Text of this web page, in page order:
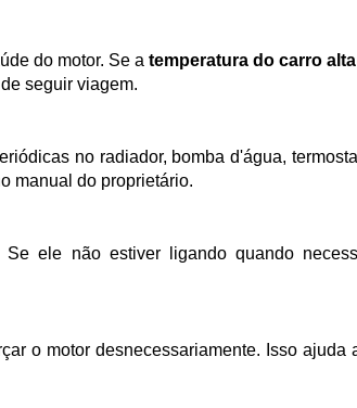
do motor. Se a temperatura do carro alta
seguir viagem.
manual do proprietário.